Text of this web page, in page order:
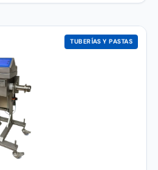
TUBERÍAS Y PASTAS